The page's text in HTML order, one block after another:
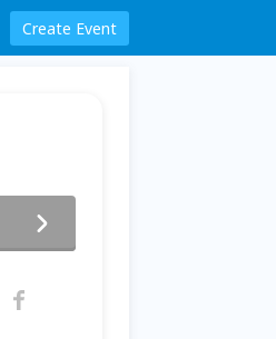
Create Event
生課題